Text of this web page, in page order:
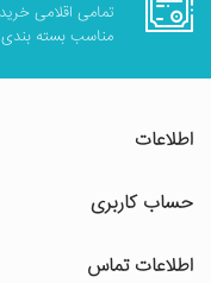
تمامی اقلامی
مناسب بسته
اطلاعات
حساب کاربری
اطلاعات تماس